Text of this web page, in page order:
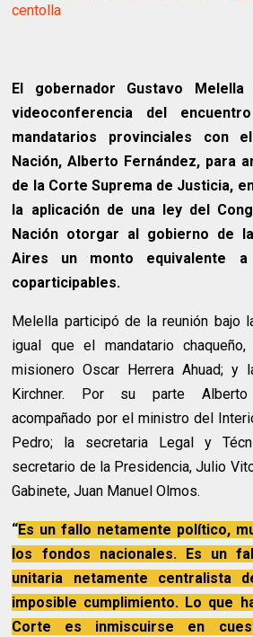
centolla
El gobernador Gustavo Melella
videoconferencia del
mandatarios provinciales con
Nación, Alberto Fernández, para
de la Corte Suprema de Justicia,
la aplicación de una ley del
Nación otorgar al gobierno de
Aires un monto equivalente
coparticipables.
Melella participó de la reunión bajo
igual que el mandatario
misionero Oscar Herrera Ahuad; y
Kirchner. Por su parte Alberto
acompañado por el ministro del
Pedro; la secretaria Legal y
secretario de la Presidencia, Julio
Gabinete, Juan Manuel Olmos.
“Es un fallo netamente político,
los fondos nacionales. Es un
unitaria netamente centralista
imposible cumplimiento. Lo que
Corte es inmiscuirse en